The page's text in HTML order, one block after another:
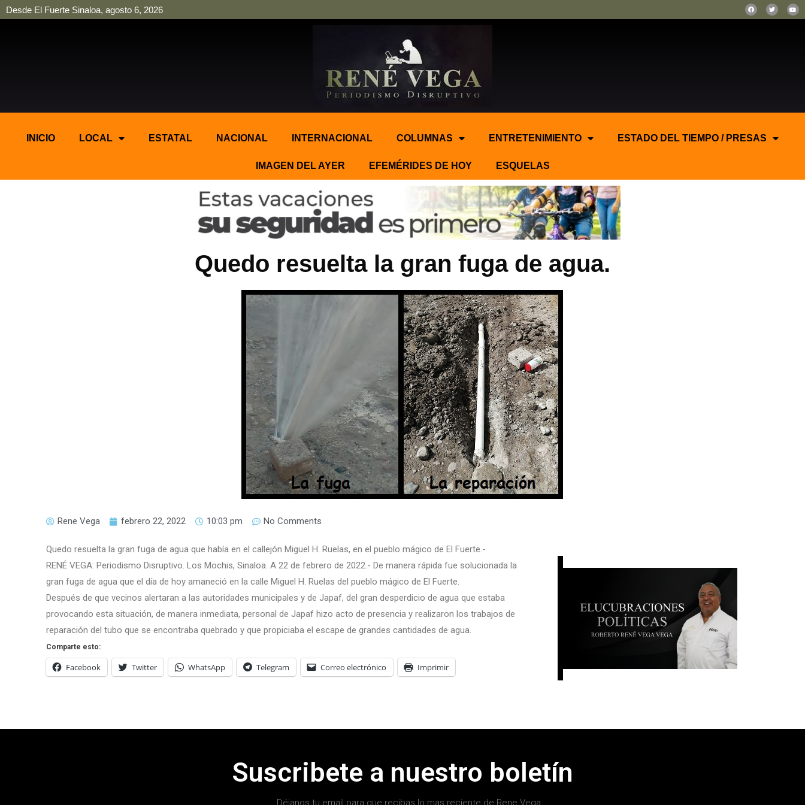
Desde El Fuerte Sinaloa, agosto 6, 2026
INICIO LOCAL ESTATAL NACIONAL INTERNACIONAL COLUMNAS ENTRETENIMIENTO ESTADO DEL TIEMPO / PRESAS
IMAGEN DEL AYER EFEMÉRIDES DE HOY ESQUELAS
Quedo resuelta la gran fuga de agua.
Rene Vega febrero 22, 2022 10:03 pm No Comments
Quedo resuelta la gran fuga de agua que había en el callejón Miguel H. Ruelas, en el pueblo mágico de El Fuerte.-
RENÉ VEGA: Periodismo Disruptivo. Los Mochis, Sinaloa. A 22 de febrero de 2022.- De manera rápida fue solucionada la
gran fuga de agua que el día de hoy amaneció en la calle Miguel H. Ruelas del pueblo mágico de El Fuerte.
Después de que vecinos alertaran a las autoridades municipales y de Japaf, del gran desperdicio de agua que estaba
provocando esta situación, de manera inmediata, personal de Japaf hizo acto de presencia y realizaron los trabajos de
reparación del tubo que se encontraba quebrado y que propiciaba el escape de grandes cantidades de agua.
Comparte esto:
Facebook Twitter WhatsApp Telegram Correo electrónico Imprimir
Suscribete a nuestro boletín
Déjanos tu email para que recibas lo mas reciente de Rene Vega